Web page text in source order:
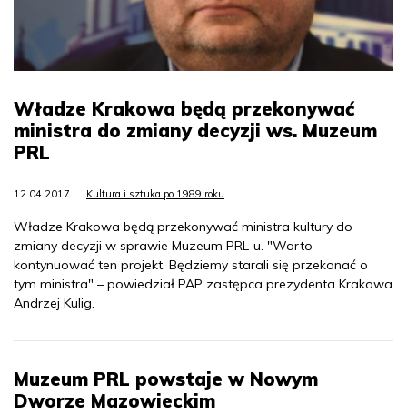
Władze Krakowa będą przekonywać
ministra do zmiany decyzji ws. Muzeum
PRL
12.04.2017 Kultura i sztuka po 1989 roku
Władze Krakowa będą przekonywać ministra kultury do
zmiany decyzji w sprawie Muzeum PRL-u. "Warto
kontynuować ten projekt. Będziemy starali się przekonać o
tym ministra" – powiedział PAP zastępca prezydenta Krakowa
Andrzej Kulig.
Muzeum PRL powstaje w Nowym
Dworze Mazowieckim